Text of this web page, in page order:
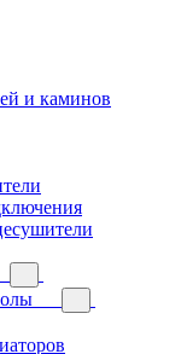
и каминов